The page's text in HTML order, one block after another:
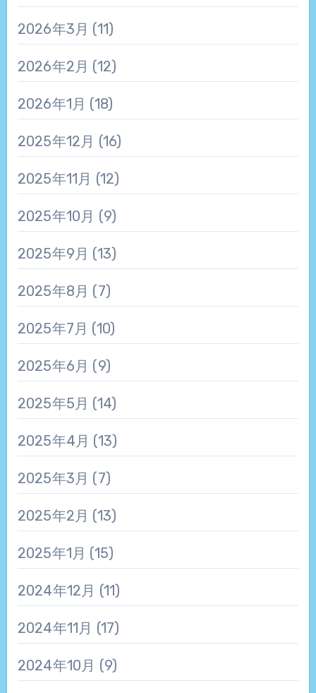
2026年3月 (11)
2026年2月 (12)
2026年1月 (18)
2025年12月 (16)
2025年11月 (12)
2025年10月 (9)
2025年9月 (13)
2025年8月 (7)
2025年7月 (10)
2025年6月 (9)
2025年5月 (14)
2025年4月 (13)
2025年3月 (7)
2025年2月 (13)
2025年1月 (15)
2024年12月 (11)
2024年11月 (17)
2024年10月 (9)